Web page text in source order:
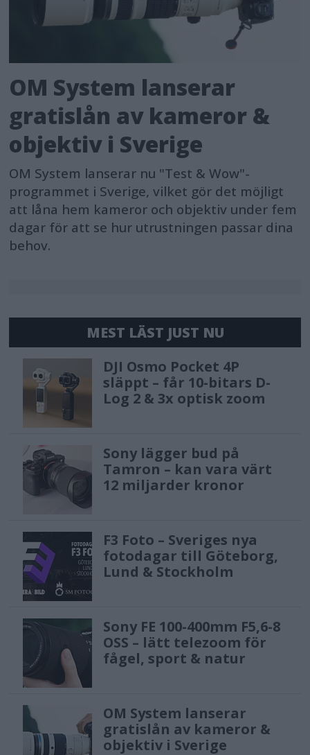
OM System lanserar
gratislån av kameror &
objektiv i Sverige
OM System lanserar nu "Test & Wow"-
programmet i Sverige, vilket gör det möjligt
att låna hem kameror och objektiv under fem
dagar för att se hur utrustningen passar dina
behov.
MEST LÄST JUST NU
DJI Osmo Pocket 4P
släppt – får 10-bitars D-
Log 2 & 3x optisk zoom
Sony lägger bud på
Tamron – kan vara värt
12 miljarder kronor
F3 Foto – Sveriges nya
fotodagar till Göteborg,
Lund & Stockholm
Sony FE 100-400mm F5,6-8
OSS – lätt telezoom för
fågel, sport & natur
OM System lanserar
gratislån av kameror &
objektiv i Sverige